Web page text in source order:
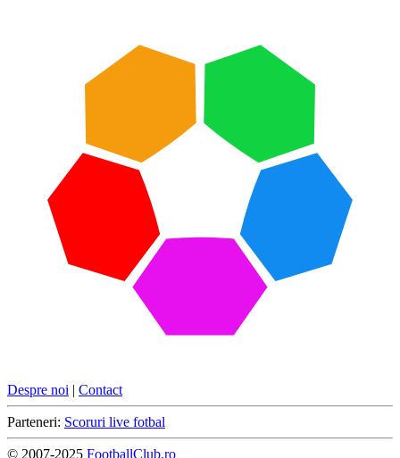
Despre noi | Contact
Parteneri: Scoruri live fotbal
© 2007-2025 FootballClub.ro